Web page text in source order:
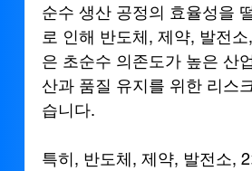
순수 생산 공정의 효율성을
로 인해 반도체, 제약, 발전
은 초순수 의존도가 높은 산
산과 품질 유지를 위한 리스
습니다.
특히, 반도체, 제약, 발전소,